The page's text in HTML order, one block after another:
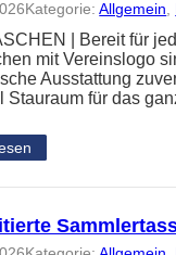
Kategorie:Allgemein
| Bereit für
mit Vereinslogo
Ausstattung
Stauraum für das